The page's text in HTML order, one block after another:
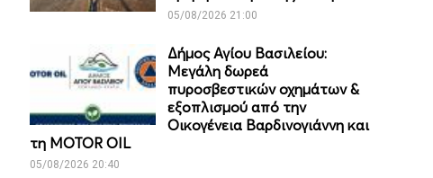
05/08/2026 21:00
Δήμος Αγίου Βασιλείου:
Μεγάλη δωρεά
πυροσβεστικών οχημάτων &
εξοπλισμού από την
Οικογένεια Βαρδινογιάννη και
τη MOTOR OIL
05/08/2026 20:40